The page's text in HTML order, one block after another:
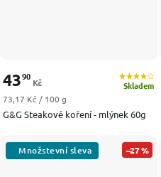
G&G Steakové koření - mlýnek 60g
Skladem
4390
Kč
Měrná cena:
73,17 Kč / 100 g
–27 %